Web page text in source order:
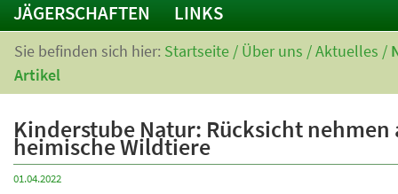
JÄGERSCHAFTEN
LINKS
Sie befinden sich hier: Startseite / Über uns /Aktuelles /
Artikel
Kinderstube Natur: Rücksicht nehmen
heimische Wildtiere
01.04.2022